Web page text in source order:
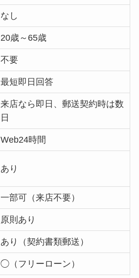
なし
20歳～65歳
不要
最短即日回答
来店なら即日、郵送契約時は数
日
Web24時間
あり
一部可（来店不要）
原則あり
あり（契約書類郵送）
◯（フリーローン）